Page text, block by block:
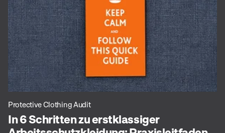
Protective Clothing Audit
In 6 Schritten zu erstklassiger